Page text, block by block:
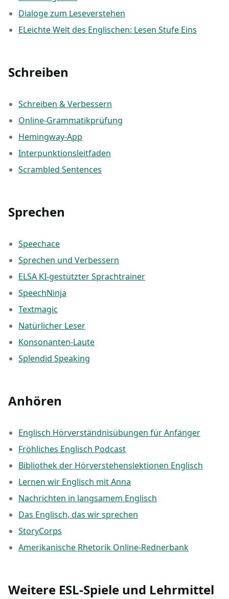
Dialoge zum Leseverstehen
ELeichte Welt des Englischen: Lesen Stufe Eins
Schreiben
Schreiben & Verbessern
Online-Grammatikprüfung
Hemingway-App
Interpunktionsleitfaden
Scrambled Sentences
Sprechen
Speechace
Sprechen und Verbessern
ELSA KI-gestützter Sprachtrainer
SpeechNinja
Textmagic
Natürlicher Leser
Konsonanten-Laute
Splendid Speaking
Anhören
Englisch Hörverständnisübungen für Anfänger
Fröhliches Englisch Podcast
Bibliothek der Hörverstehenslektionen Englisch
Lernen wir Englisch mit Anna
Nachrichten in langsamem Englisch
Das Englisch, das wir sprechen
StoryCorps
Amerikanische Rhetorik Online-Rednerbank
Weitere ESL-Spiele und Lehrmittel